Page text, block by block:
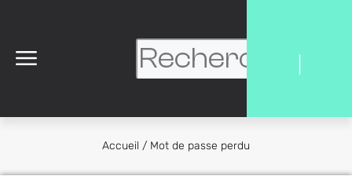
Accueil / Mot de passe perdu